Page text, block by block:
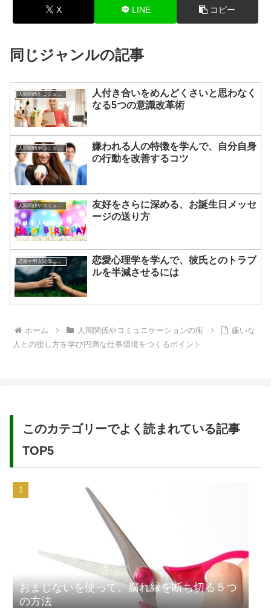
X LINE コピー
同じジャンルの記事
人間関係やコミュニケーションの術
人付き合いをめんどくさいと思わなく
なる5つの意識改革術
嫌われる人の特徴を学んで、自分自身
の行動を改善するコツ
人間関係やコミュニケーションの術
友好をさらに深める、お誕生日メッセ
ージの送り方
恋愛や男女関係についてのあれこれ
恋愛心理学を学んで、彼氏とのトラブ
ルを半減させるには
ホーム 人間関係やコミュニケーションの術
嫌いな
人との接し方を学び円満な仕事環境をつくるポイント
このカテゴリーでよく読まれている記事
TOP5
おまじないを使って、腐れ縁を断ち切る５つ
の方法